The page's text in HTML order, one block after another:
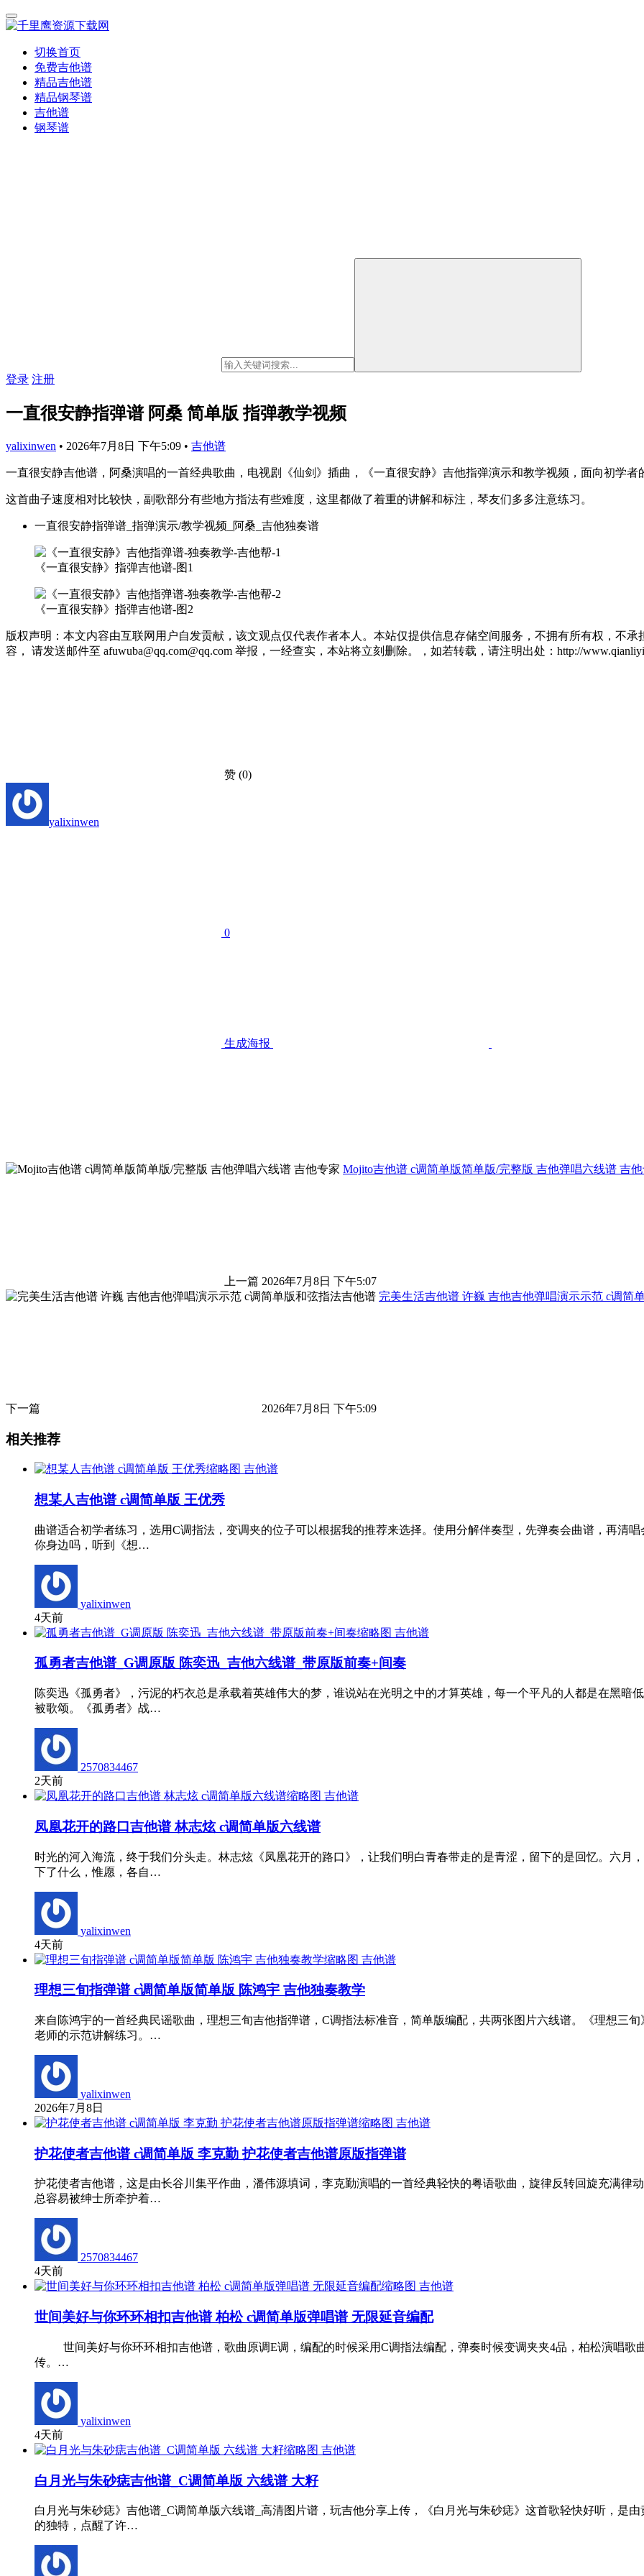
切换首页
免费吉他谱
精品吉他谱
精品钢琴谱
吉他谱
钢琴谱
登录 注册
一直很安静指弹谱 阿桑 简单版 指弹教学视频
yalixinwen • 2026年7月8日 下午5:09 • 吉他谱
一直很安静吉他谱，阿桑演唱的一首经典歌曲，电视剧《仙剑》插曲，《一直很安静》吉他指弹演示和教学视频，面向初学
这首曲子速度相对比较快，副歌部分有些地方指法有些难度，这里都做了着重的讲解和标注，琴友们多多注意练习。
一直很安静指弹谱_指弹演示/教学视频_阿桑_吉他独奏谱
《一直很安静》指弹吉他谱-图1
《一直很安静》指弹吉他谱-图2
版权声明：本文内容由互联网用户自发贡献，该文观点仅代表作者本人。本站仅提供信息存储空间服务，不拥有所有权，不
容， 请发送邮件至 afuwuba@qq.com@qq.com 举报，一经查实，本站将立刻删除。，如若转载，请注明出处：http://
赞 (0)
yalixinwen
0
生成海报
Mojito吉他谱 c调简单版简单版/完整版 吉他弹唱六线谱 吉
上一篇 2026年7月8日 下午5:07
完美生活吉他谱 许巍 吉他吉他弹唱演示示范 c调简
下一篇 2026年7月8日 下午5:09
相关推荐
吉他谱
想某人吉他谱 c调简单版 王优秀
曲谱适合初学者练习，选用C调指法，变调夹的位子可以根据我的推荐来选择。使用分解伴奏型，先弹奏会曲谱，再清
你身边吗，听到《想…
yalixinwen
4天前
吉他谱
孤勇者吉他谱_G调原版 陈奕迅_吉他六线谱_带原版前奏+间奏
陈奕迅《孤勇者》，污泥的朽衣总是承载着英雄伟大的梦，谁说站在光明之中的才算英雄，每一个平凡的人都是在黑暗
被歌颂。《孤勇者》战…
2570834467
2天前
吉他谱
凤凰花开的路口吉他谱 林志炫 c调简单版六线谱
时光的河入海流，终于我们分头走。林志炫《凤凰花开的路口》，让我们明白青春带走的是青涩，留下的是回忆。六月
下了什么，惟愿，各自…
yalixinwen
4天前
吉他谱
理想三旬指弹谱 c调简单版简单版 陈鸿宇 吉他独奏教学
来自陈鸿宇的一首经典民谣歌曲，理想三旬吉他指弹谱，C调指法标准音，简单版编配，共两张图片六线谱。《理想三
老师的示范讲解练习。…
yalixinwen
2026年7月8日
吉他谱
护花使者吉他谱 c调简单版 李克勤 护花使者吉他谱原版指弹谱
护花使者吉他谱，这是由长谷川集平作曲，潘伟源填词，李克勤演唱的一首经典轻快的粤语歌曲，旋律反转回旋充满律
总容易被绅士所牵护着…
2570834467
4天前
吉他谱
世间美好与你环环相扣吉他谱 柏松 c调简单版弹唱谱 无限延音编配
世间美好与你环环相扣吉他谱，歌曲原调E调，编配的时候采用C调指法编配，弹奏时候变调夹夹4品，柏松演唱歌
传。…
yalixinwen
4天前
吉他谱
白月光与朱砂痣吉他谱_C调简单版 六线谱 大籽
白月光与朱砂痣》吉他谱_C调简单版六线谱_高清图片谱，玩吉他分享上传，《白月光与朱砂痣》这首歌轻快好听，是
的独特，点醒了许…